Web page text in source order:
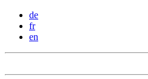
de
fr
en